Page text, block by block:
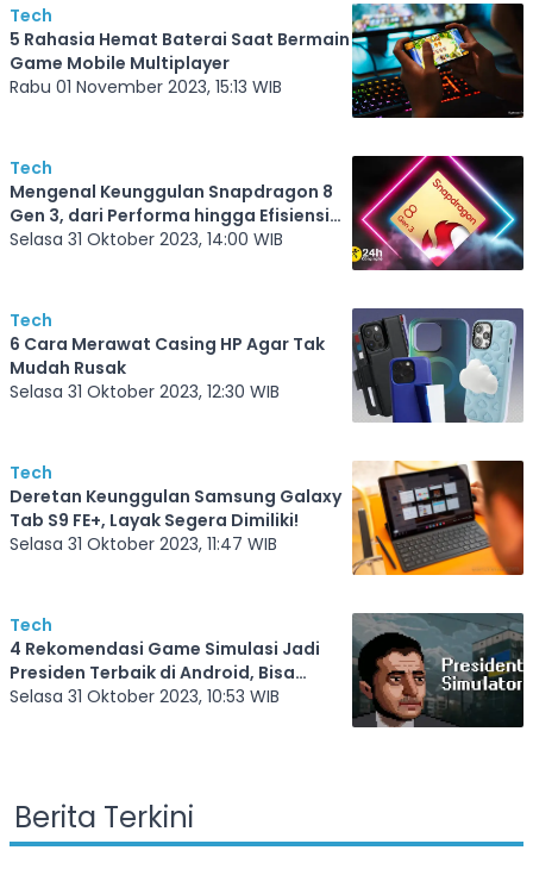
Tech
5 Rahasia Hemat Baterai Saat Bermain
Game Mobile Multiplayer
Rabu 01 November 2023, 15:13 WIB
Tech
Mengenal Keunggulan Snapdragon 8
Gen 3, dari Performa hingga Efisiensi
Dayanya
Selasa 31 Oktober 2023, 14:00 WIB
Tech
6 Cara Merawat Casing HP Agar Tak
Mudah Rusak
Selasa 31 Oktober 2023, 12:30 WIB
Tech
Deretan Keunggulan Samsung Galaxy
Tab S9 FE+, Layak Segera Dimiliki!
Selasa 31 Oktober 2023, 11:47 WIB
Tech
4 Rekomendasi Game Simulasi Jadi
Presiden Terbaik di Android, Bisa
Ngatur Negara Nih!
Selasa 31 Oktober 2023, 10:53 WIB
Berita Terkini